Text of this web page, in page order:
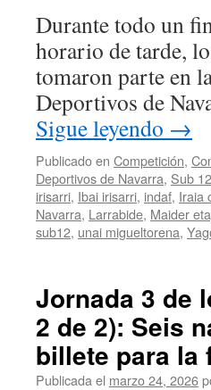
Durante todo un
horario de tarde,
tomaron parte en
Deportivos de
Sigue leyendo →
Publicado en Competición,
Deportivos de Navarra, Sub 12
irisarri, Ibai irisarri, indaf, Iraia
Navarra, Larrabide, Maider
sub12, unai migueltorena,
Jornada 3 de
2 de 2): Seis
billete para la
Publicada el marzo 24, 2026